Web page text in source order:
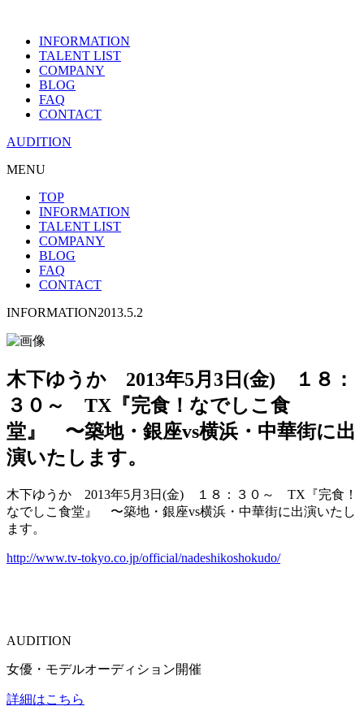
INFORMATION
TALENT LIST
COMPANY
BLOG
FAQ
CONTACT
AUDITION
MENU
TOP
INFORMATION
TALENT LIST
COMPANY
BLOG
FAQ
CONTACT
INFORMATION2013.5.2
木下ゆうか 2013年5月3日(金) １８：
３０～ TX『完食！なでしこ食
堂』 〜築地・銀座vs横浜・中華街に出
演いたします。
木下ゆうか 2013年5月3日(金) １８：３０～ TX『完食！
なでしこ食堂』 〜築地・銀座vs横浜・中華街に出演いたし
ます。
http://www.tv-tokyo.co.jp/official/nadeshikoshokudo/
AUDITION
女優・モデルオーディション開催
詳細はこちら